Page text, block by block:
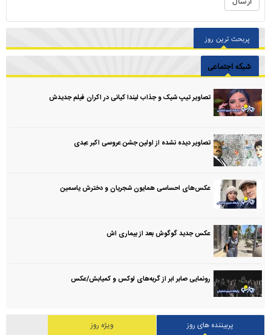
پربحث ترین روز
شبکه اجتماعی
تصاویر تیپ شیک و جذاب لیندا کیانی در اکران فیلم جدیدش
تصاویر دیده نشده از اولین جشن عروسی اکبر عبدی
عکس‌های احساسی همایون شجریان و دخترش یاسمین
عکس جدید گوگوش بعد از بیماری اش
رونمایی صابر ابر از گربه‌های لوکس و کمیابش/عکس
پربیننده های روز
ویژه روز